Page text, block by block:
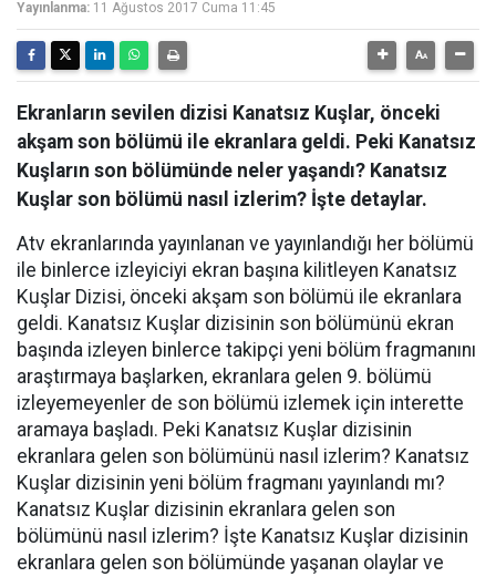
Yayınlanma: 11 Ağustos 2017 Cuma 11:45
Ekranların sevilen dizisi Kanatsız Kuşlar, önceki
akşam son bölümü ile ekranlara geldi. Peki Kanatsız
Kuşların son bölümünde neler yaşandı? Kanatsız
Kuşlar son bölümü nasıl izlerim? İşte detaylar.
Atv ekranlarında yayınlanan ve yayınlandığı her bölümü
ile binlerce izleyiciyi ekran başına kilitleyen Kanatsız
Kuşlar Dizisi, önceki akşam son bölümü ile ekranlara
geldi. Kanatsız Kuşlar dizisinin son bölümünü ekran
başında izleyen binlerce takipçi yeni bölüm fragmanını
araştırmaya başlarken, ekranlara gelen 9. bölümü
izleyemeyenler de son bölümü izlemek için interette
aramaya başladı. Peki Kanatsız Kuşlar dizisinin
ekranlara gelen son bölümünü nasıl izlerim? Kanatsız
Kuşlar dizisinin yeni bölüm fragmanı yayınlandı mı?
Kanatsız Kuşlar dizisinin ekranlara gelen son
bölümünü nasıl izlerim? İşte Kanatsız Kuşlar dizisinin
ekranlara gelen son bölümünde yaşanan olaylar ve